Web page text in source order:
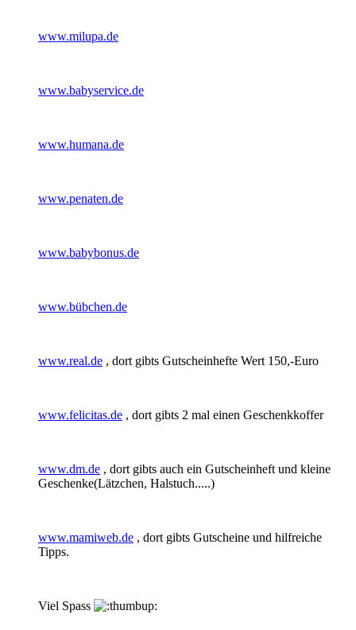
www.milupa.de
www.babyservice.de
www.humana.de
www.penaten.de
www.babybonus.de
www.bübchen.de
www.real.de , dort gibts Gutscheinhefte Wert 150,-Euro
www.felicitas.de , dort gibts 2 mal einen Geschenkkoffer
www.dm.de , dort gibts auch ein Gutscheinheft und kleine
Geschenke(Lätzchen, Halstuch.....)
www.mamiweb.de , dort gibts Gutscheine und hilfreiche
Tipps.
Viel Spass